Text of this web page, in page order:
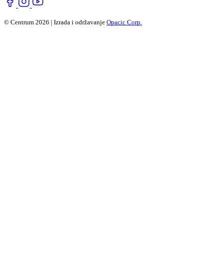
© Centrum 2026 | Izrada i održavanje Opacic Corp.